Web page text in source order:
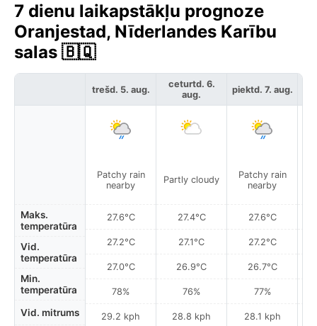
7 dienu laikapstākļu prognoze
Oranjestad, Nīderlandes Karību
salas 🇧🇶
Maks.
temperatūra
Vid.
temperatūra
Min.
temperatūra
Vid. mitrums
trešd. 5. aug.
Patchy rain
nearby
27.6°C
27.2°C
27.0°C
78%
29.2 kph
ceturtd. 6.
aug.
Partly cloudy
27.4°C
27.1°C
26.9°C
76%
28.8 kph
piektd. 7. aug.
Patchy rain
nearby
27.6°C
27.2°C
26.7°C
77%
28.1 kph